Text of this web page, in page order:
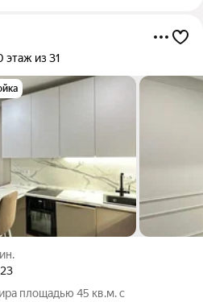
этаж из 31
площадью 45 кв.м. с